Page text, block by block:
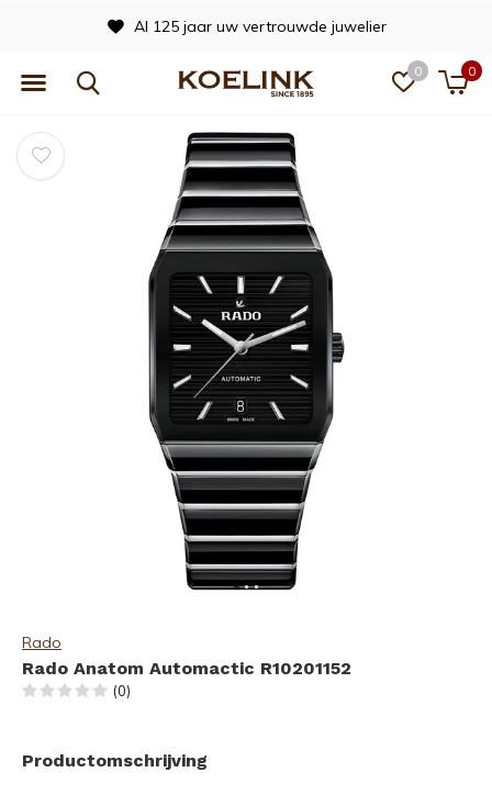
0 0
Al 125 jaar uw vertrouwde juwelier
Rado
Rado Anatom Automactic R10201152
(0)
Productomschrijving